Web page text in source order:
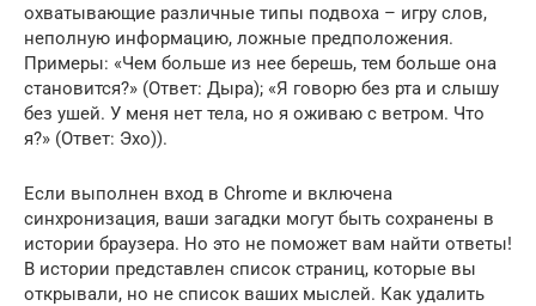
охватывающие различные типы подвоха – игру слов,
неполную информацию, ложные предположения.
Примеры: «Чем больше из нее берешь, тем больше она
становится?» (Ответ: Дыра); «Я говорю без рта и слышу
без ушей. У меня нет тела, но я оживаю с ветром. Что
я?» (Ответ: Эхо)).
Если выполнен вход в Chrome и включена
синхронизация, ваши загадки могут быть сохранены в
истории браузера. Но это не поможет вам найти ответы!
В истории представлен список страниц, которые вы
открывали, но не список ваших мыслей. Как удалить